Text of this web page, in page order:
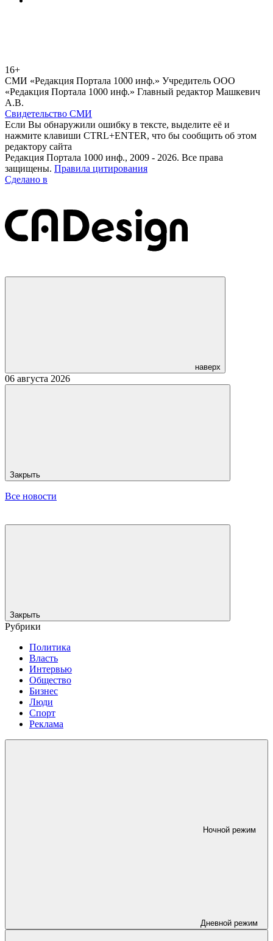
16+
СМИ «Редакция Портала 1000 инф.» Учредитель ООО
«Редакция Портала 1000 инф.» Главный редактор Машкевич
А.В.
Свидетельство СМИ
Если Вы обнаружили ошибку в тексте, выделите её и
нажмите клавиши CTRL+ENTER, что бы сообщить об этом
редактору сайта
Редакция Портала 1000 инф., 2009 - 2026. Все права
защищены. Правила цитирования
Сделано в
наверх
06 августа 2026
Закрыть
Все новости
Закрыть
Рубрики
Политика
Власть
Интервью
Общество
Бизнес
Люди
Спорт
Реклама
Ночной режим
Дневной режим